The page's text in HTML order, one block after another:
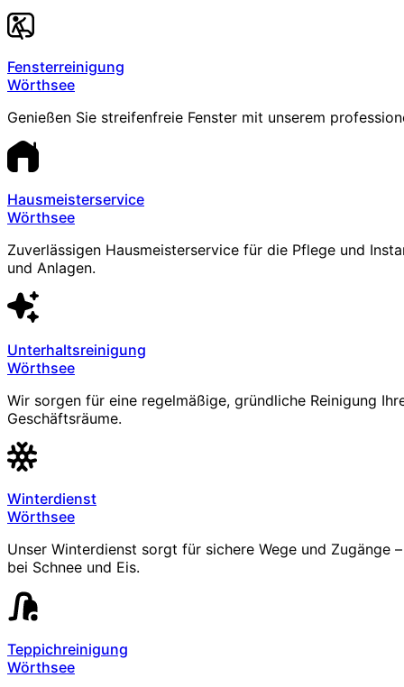
Fensterreinigung
Wörthsee
Genießen Sie streifenfreie Fenster mit unserem
Hausmeisterservice
Wörthsee
Zuverlässigen Hausmeisterservice für die Pflege und
und Anlagen.
Unterhaltsreinigung
Wörthsee
Wir sorgen für eine regelmäßige, gründliche Reinigung
Geschäftsräume.
Winterdienst
Wörthsee
Unser Winterdienst sorgt für sichere Wege und Zugänge
bei Schnee und Eis.
Teppichreinigung
Wörthsee